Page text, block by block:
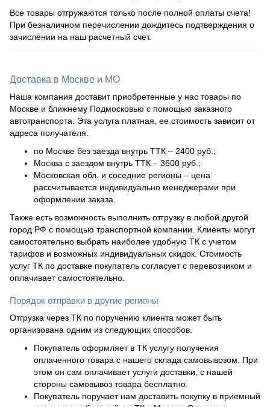
Все товары отгружаются только после полной оплаты счета!
При безналичном перечислении дождитесь подтверждения о
зачислении на наш расчетный счет.
Доставка в Москве и МО
Наша компания доставит приобретенные у нас товары по
Москве и ближнему Подмосковью с помощью заказного
автотранспорта. Эта услуга платная, ее стоимость зависит от
адреса получателя:
по Москве без заезда внутрь ТТК – 2400 руб.;
Москва с заездом внутрь ТТК – 3600 руб.;
Московская обл. и соседние регионы – цена
рассчитывается индивидуально менеджерами при
оформлении заказа.
Также есть возможность выполнить отгрузку в любой другой
город РФ с помощью транспортной компании. Клиенты могут
самостоятельно выбрать наиболее удобную ТК с учетом
тарифов и возможных индивидуальных скидок. Стоимость
услуг ТК по доставке покупатель согласует с перевозчиком и
оплачивает самостоятельно.
Порядок отправки в другие регионы
Отгрузка через ТК по поручению клиента может быть
организована одним из следующих способов.
Покупатель оформляет в ТК услугу получения
оплаченного товара с нашего склада самовывозом. При
этом он сам оплачивает услуги доставки, с нашей
стороны самовывоз товара бесплатно.
Покупатель поручает нам доставить покупку в приемный